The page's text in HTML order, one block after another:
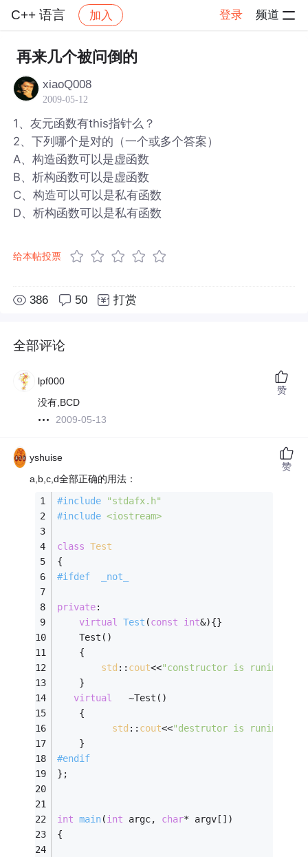
C++ 语言 加入 登录 频道
社区 C++ 语言 帖子详情
再来几个被问倒的
xiaoQ008
2009-05-12
1、友元函数有this指针么？
2、下列哪个是对的（一个或多个答案）
A、构造函数可以是虚函数
B、析构函数可以是虚函数
C、构造可以可以是私有函数
D、析构函数可以是私有函数
给本帖投票
386 50 打赏
全部评论
lpf000
没有,BCD
2009-05-13
赞
yshuise
a,b,c,d全部正确的用法：
#include
"stdafx.h"
#include <iostream>
class Test
{
#ifdef
  _not_
private:
virtual Test (const int&){}
    Test()
    {
std :: cout<<"constructor is
    }
virtual
   ~Test()
    {
std :: cout<<"destrutor is
    }
#endif
};
int main(int argc, char* argv[])
{
赞